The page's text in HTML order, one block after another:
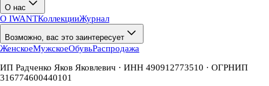
О нас
О IWANTКоллекцииЖурнал
Возможно, вас это заинтересует
ЖенскоеМужскоеОбувьРаспродажа
ИП Радченко Яков Яковлевич · ИНН 490912773510 · ОГРНИП
316774600440101